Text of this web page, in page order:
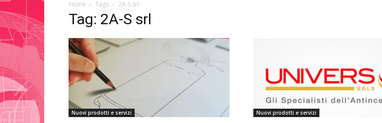
Home Tags 2A-S srl
Tag: 2A-S srl
Nuovi prodotti e servizi Nuovi prodotti e servizi